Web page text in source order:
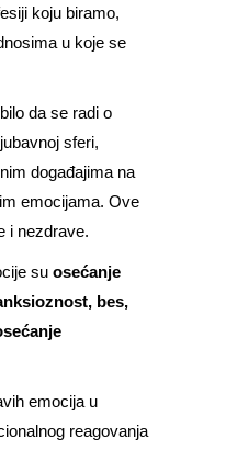
koju biramo,
u koje se
da se radi o
sferi,
događajima na
emocijama. Ove
i nezdrave.
su osećanje
bes,
emocija u
reagovanja